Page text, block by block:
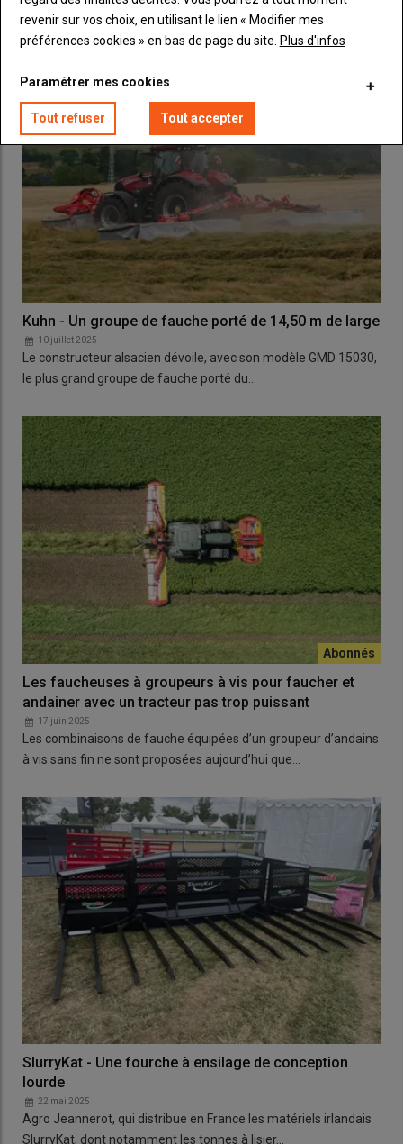
18 000 hectares située à deux pas de la…
Kuhn - Un groupe de fauche porté de 14,50 m de large
10 juillet 2025
Le constructeur alsacien dévoile, avec son modèle GMD 15030,
le plus grand groupe de fauche porté du…
Les faucheuses à groupeurs à vis pour faucher et
andainer avec un tracteur pas trop puissant
17 juin 2025
Les combinaisons de fauche équipées d’un groupeur d’andains
à vis sans fin ne sont proposées aujourd’hui que…
SlurryKat - Une fourche à ensilage de conception
lourde
22 mai 2025
Agro Jeannerot, qui distribue en France les matériels irlandais
SlurryKat, dont notamment les tonnes à lisier…
revenir sur vos choix, en utilisant le lien « Modifier mes
préférences cookies » en bas de page du site. Plus d'infos
Paramétrer mes cookies
Tout refuser Tout accepter